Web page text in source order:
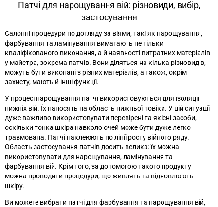
Патчі для нарощування вій: різновиди, вибір,
застосування
Салонні процедури по догляду за віями, такі як нарощування,
фарбування та ламінування вимагають не тільки
кваліфікованого виконання, а й наявності витратних матеріалів
у майстра, зокрема патчів. Вони діляться на кілька різновидів,
можуть бути виконані з різних матеріалів, а також, окрім
захисту, мають й інші функції.
У процесі нарощування патчі використовуються для ізоляції
нижніх вій. Їх наносять на область нижньої повіки. У цій ситуації
дуже важливо використовувати перевірені та якісні засоби,
оскільки тонка шкіра навколо очей може бути дуже легко
травмована. Патчі наклеюють по лінії росту війного ряду.
Область застосування патчів досить велика: їх можна
використовувати для нарощування, ламінування та
фарбування вій. Крім того, за допомогою такого продукту
можна проводити процедури, що живлять та відновлюють
шкіру.
Ви можете вибрати патчі для фарбування та нарощування вій,